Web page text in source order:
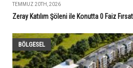
TEMMUZ 20TH, 2026
Zeray Katılım Şöleni ile Konutta 0 Faiz
BÖLGESEL